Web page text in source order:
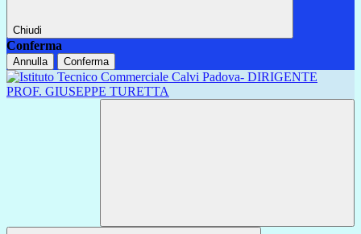
Chiudi
Conferma
Annulla Conferma